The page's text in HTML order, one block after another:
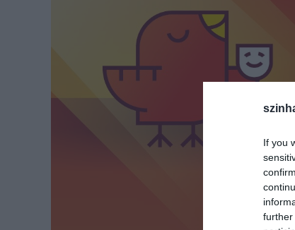
If you
further